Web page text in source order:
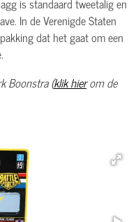
In de Verenigde Staten
dat het gaat om een
Boonstra (klik hierom de